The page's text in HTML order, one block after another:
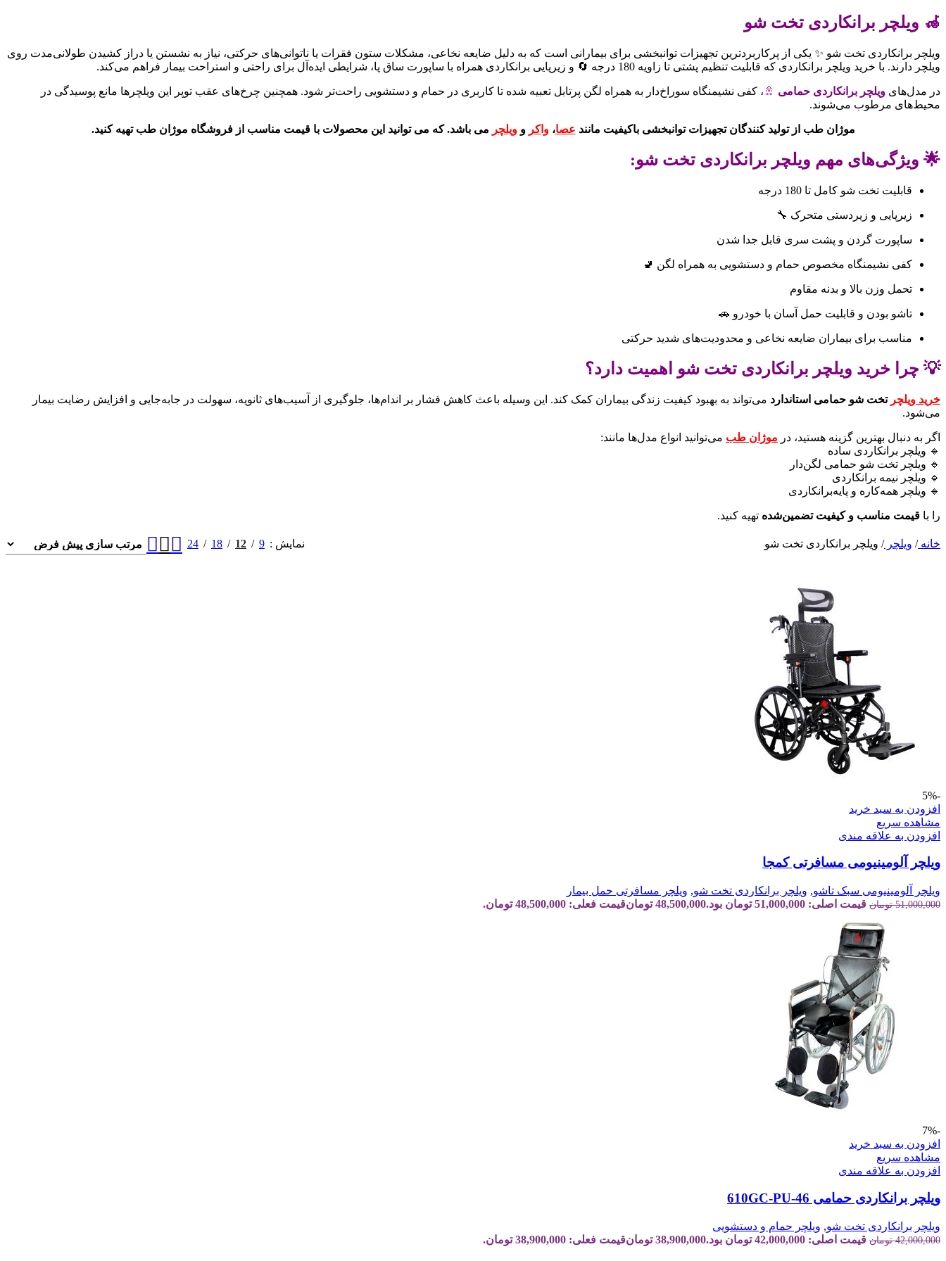
🦽 ویلچر برانکاردی تخت شو
ویلچر برانکاردی تخت شو ✨ یکی از پرکاربردترین تجهیزات توانبخشی برای بیمارانی است که به دلیل ضایعه نخاعی، مشکلات ستون فقرات یا ناتوانی‌های حرکتی، نیاز به نشستن یا دراز کشیدن طولانی‌مدت روی
ویلچر دارند. با خرید ویلچر برانکاردی که قابلیت تنظیم پشتی تا زاویه 180 درجه 🔄 و زیرپایی برانکاردی همراه با ساپورت ساق پا، شرایطی ایده‌آل برای راحتی و استراحت بیمار فراهم می‌کند.
در مدل‌های ویلچر برانکاردی حمامی 🚿 ، کفی نشیمنگاه سوراخ‌دار به همراه لگن پرتابل تعبیه شده تا کاربری در حمام و دستشویی راحت‌تر شود. همچنین چرخ‌های عقب توپر این ویلچرها مانع پوسیدگی در
محیط‌های مرطوب می‌شوند.
موژان طب از تولید کنندگان تجهیزات توانبخشی باکیفیت مانند عصا،واکر وویلچر می باشد. که می توانید این محصولات با قیمت مناسب از فروشگاه موژان طب تهیه کنید.
🌟 ویژگی‌های مهم ویلچر برانکاردی تخت شو:
قابلیت تخت شو کامل تا 180 درجه
زیرپایی و زیردستی متحرک 🔧
ساپورت گردن و پشت سری قابل جدا شدن
کفی نشیمنگاه مخصوص حمام و دستشویی به همراه لگن 🚽
تحمل وزن بالا و بدنه مقاوم
تاشو بودن و قابلیت حمل آسان با خودرو 🚗
مناسب برای بیماران ضایعه نخاعی و محدودیت‌های شدید حرکتی
💡 چرا خرید ویلچر برانکاردی تخت شو اهمیت دارد؟
خرید ویلچر تخت شو حمامی استاندارد می‌تواند به بهبود کیفیت زندگی بیماران کمک کند. این وسیله باعث کاهش فشار بر اندام‌ها، جلوگیری از آسیب‌های ثانویه، سهولت در جابه‌جایی و افزایش رضایت بیمار
می‌شود.
اگر به دنبال بهترین گزینه هستید، در موژان طب می‌توانید انواع مدل‌ها مانند:
🔹 ویلچر برانکاردی ساده
🔹 ویلچر تخت شو حمامی لگن‌دار
🔹 ویلچر نیمه برانکاردی
🔹 ویلچر همه‌کاره و پایه‌برانکاردی
را با قیمت مناسب و کیفیت تضمین‌شده تهیه کنید.
خانه/ ویلچر/ ویلچر برانکاردی تخت شو نمایش 9
12
18
24
-5%
افزودن به سبد خرید
مشاهده سریع
افزودن به علاقه مندی
ویلچر آلومینیومی مسافرتی کمجا
ویلچر آلومینیومی سبک تاشو, ویلچر برانکاردی تخت شو, ویلچر مسافرتی حمل بیمار
51,000,000 تومان قیمت اصلی: 51,000,000 تومان بود. 48,500,000 تومانقیمت فعلی: 48,500,000 تومان.
-7%
افزودن به سبد خرید
مشاهده سریع
افزودن به علاقه مندی
ویلچر برانکاردی حمامی 610GC-PU-46
ویلچر برانکاردی تخت شو, ویلچر حمام و دستشویی
42,000,000 تومان قیمت اصلی: 42,000,000 تومان بود. 38,900,000 تومانقیمت فعلی: 38,900,000 تومان.